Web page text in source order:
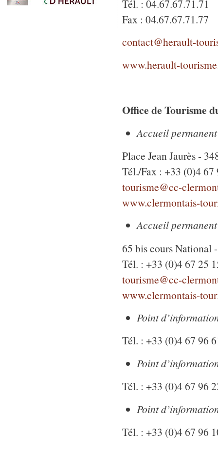
Tél. : 04.67.67.71.71
Fax : 04.67.67.71.77
contact@herault-
www.herault-
Office de Tourisme
Accueil
Place Jean Jaurès -
Tél./Fax : +33 (0)4 67
tourisme@cc-
www.clermontais-
Accueil
65 bis cours National
Tél. : +33 (0)4 67 25
tourisme@cc-
www.clermontais-
Point
Tél. : +33 (0)4 67 96
Point
Tél. : +33 (0)4 67 96
Point
Tél. : +33 (0)4 67 96